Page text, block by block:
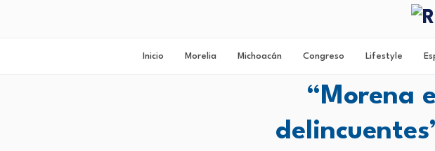
Inicio Morelia Michoacán Congreso Lifestyle
“Morena